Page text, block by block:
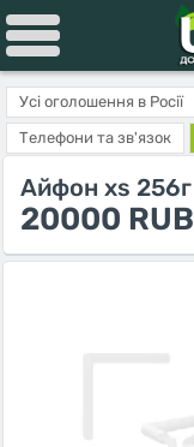
Усі оголошення в Росії
Телефони та зв'язок
Айфон xs 256г
20000 RUB